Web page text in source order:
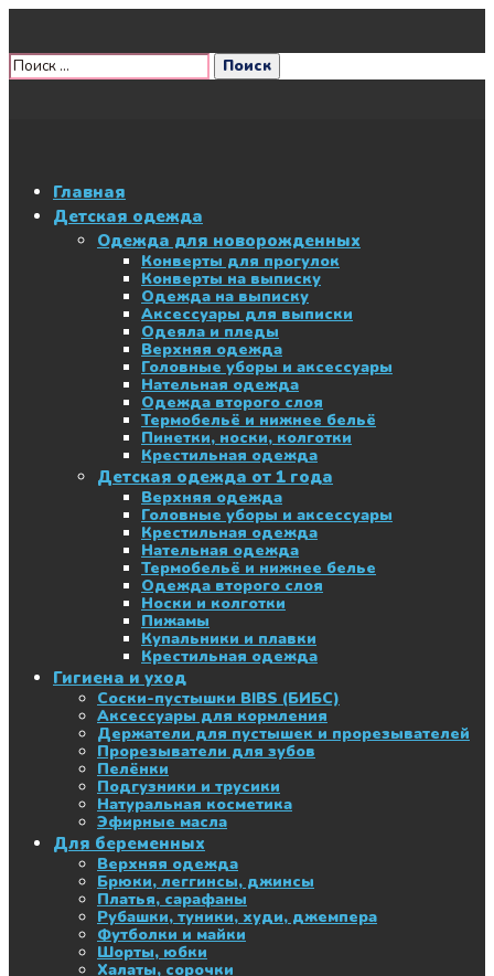
Главная
Детская одежда
Одежда для новорожденных
Конверты для прогулок
Конверты на выписку
Одежда на выписку
Аксессуары для выписки
Одеяла и пледы
Верхняя одежда
Головные уборы и аксессуары
Нательная одежда
Одежда второго слоя
Термобельё и нижнее бельё
Пинетки, носки, колготки
Крестильная одежда
Детская одежда от 1 года
Верхняя одежда
Головные уборы и аксессуары
Крестильная одежда
Нательная одежда
Термобельё и нижнее белье
Одежда второго слоя
Носки и колготки
Пижамы
Купальники и плавки
Крестильная одежда
Гигиена и уход
Соски-пустышки BIBS (БИБС)
Аксессуары для кормления
Держатели для пустышек и прорезывателей
Прорезыватели для зубов
Пелёнки
Подгузники и трусики
Натуральная косметика
Эфирные масла
Для беременных
Верхняя одежда
Брюки, леггинсы, джинсы
Платья, сарафаны
Рубашки, туники, худи, джемпера
Футболки и майки
Шорты, юбки
Халаты, сорочки